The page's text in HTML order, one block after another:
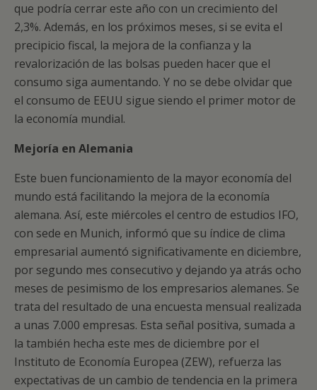
que podría cerrar este año con un crecimiento del
2,3%. Además, en los próximos meses, si se evita el
precipicio fiscal, la mejora de la confianza y la
revalorización de las bolsas pueden hacer que el
consumo siga aumentando. Y no se debe olvidar que
el consumo de EEUU sigue siendo el primer motor de
la economía mundial.
Mejoría en Alemania
Este buen funcionamiento de la mayor economía del
mundo está facilitando la mejora de la economía
alemana. Así, este miércoles el centro de estudios IFO,
con sede en Munich, informó que su índice de clima
empresarial aumentó significativamente en diciembre,
por segundo mes consecutivo y dejando ya atrás ocho
meses de pesimismo de los empresarios alemanes. Se
trata del resultado de una encuesta mensual realizada
a unas 7.000 empresas. Esta señal positiva, sumada a
la también hecha este mes de diciembre por el
Instituto de Economía Europea (ZEW), refuerza las
expectativas de un cambio de tendencia en la primera